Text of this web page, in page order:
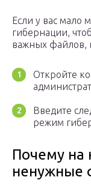
Если у вас мало
гибернации,
важных файлов,
Откройте
Введите
режим
Почему на
ненужные